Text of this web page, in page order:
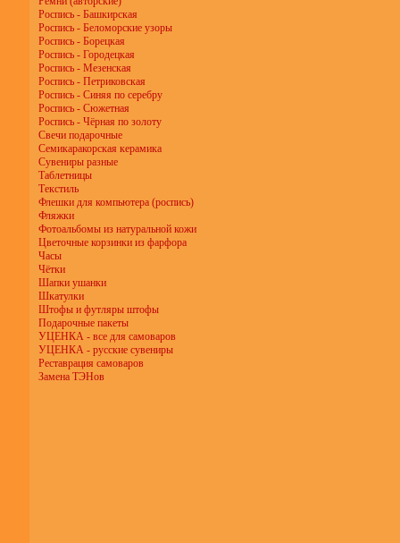
Роспись - Башкирская
Роспись - Беломорские узоры
Роспись - Борецкая
Роспись - Городецкая
Роспись - Мезенская
Роспись - Петриковская
Роспись - Синяя по серебру
Роспись - Сюжетная
Роспись - Чёрная по золоту
Свечи подарочные
Семикаракорская керамика
Сувениры разные
Таблетницы
Текстиль
Флешки для компьютера (роспись)
Фляжки
Фотоальбомы из натуральной кожи
Цветочные корзинки из фарфора
Часы
Чётки
Шапки ушанки
Шкатулки
Штофы и футляры штофы
Подарочные пакеты
УЦЕНКА - все для самоваров
УЦЕНКА - русские сувениры
Реставрация самоваров
Замена ТЭНов